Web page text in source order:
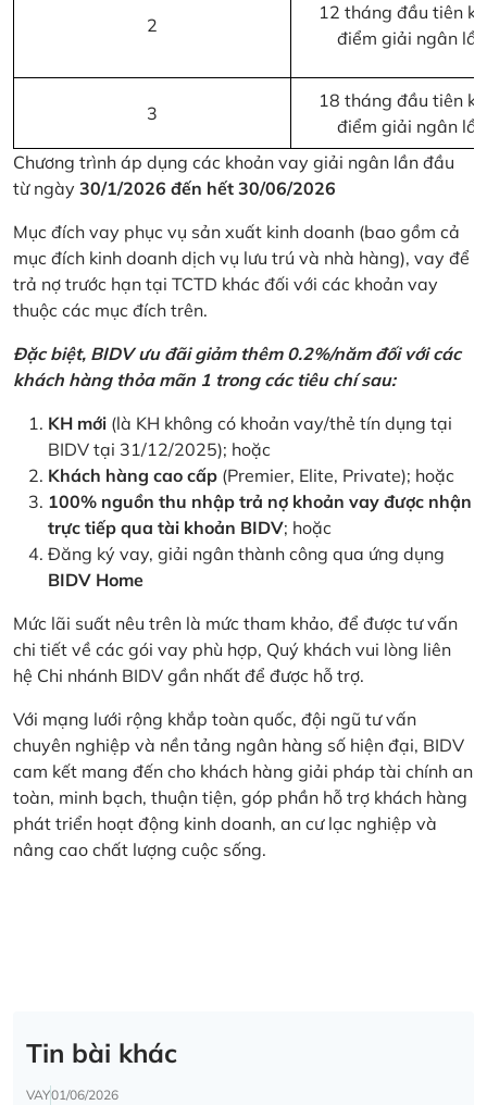
2
12 tháng đầu tiên
điểm giải ngân
3
18 tháng đầu tiên
điểm giải ngân
Chương trình áp dụng các khoản vay giải ngân lần đầu
từ ngày 30/1/2026 đến hết 30/06/2026
Mục đích vay phục vụ sản xuất kinh doanh (bao gồm cả
mục đích kinh doanh dịch vụ lưu trú và nhà hàng), vay để
trả nợ trước hạn tại TCTD khác đối với các khoản vay
thuộc các mục đích trên.
Đặc biệt, BIDV ưu đãi giảm thêm 0.2%/năm đối với các
khách hàng thỏa mãn 1 trong các tiêu chí sau:
KH mới (là KH không có khoản vay/thẻ tín dụng tại
BIDV tại 31/12/2025); hoặc
Khách hàng cao cấp (Premier, Elite, Private); hoặc
100% nguồn thu nhập trả nợ khoản vay được nhận
trực tiếp qua tài khoản BIDV; hoặc
Đăng ký vay, giải ngân thành công qua ứng dụng
BIDV Home
Mức lãi suất nêu trên là mức tham khảo, để được tư vấn
chi tiết về các gói vay phù hợp, Quý khách vui lòng liên
hệ Chi nhánh BIDV gần nhất để được hỗ trợ.
Với mạng lưới rộng khắp toàn quốc, đội ngũ tư vấn
chuyên nghiệp và nền tảng ngân hàng số hiện đại, BIDV
cam kết mang đến cho khách hàng giải pháp tài chính an
toàn, minh bạch, thuận tiện, góp phần hỗ trợ khách hàng
phát triển hoạt động kinh doanh, an cư lạc nghiệp và
nâng cao chất lượng cuộc sống.
Tin bài khác
VAY01/06/2026